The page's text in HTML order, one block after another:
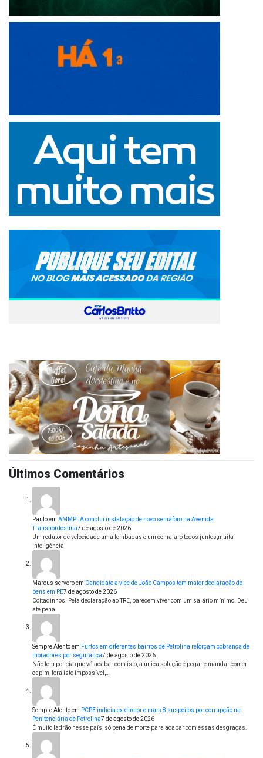
Últimos Comentários
Pauloem AMMPLA conclui instalação de novo semáforo na Avenida
Transnordestina7 de agosto de 2026
Um redutor de velocidade uma lombadas e um cemafaro todos juntos,muita
inteligência
Marcus serveroem Candidato a vice de João Campos tem maior declaração de
bens em PE7 de agosto de 2026
Coitadinhos. Pela declaração ao TRE, parecem viver com um salário mínimo. Deu
até pena.
Sempre Atentoem Furtos em diferentes bairros de Petrolina reforçam cobrança de
moradores por segurança7 de agosto de 2026
Não tem policia que vá acabar com isto, a única solução é pegar e mandar comer
capim, fora isto impossível,…
Sempre Atentoem PCPE indicia ex-diretor e mais 8 suspeitos por corrupção na
Penitenciária de Petrolina7 de agosto de 2026
É muito ladrão nesse país, só pena de morte para acabar com essas desgraças.